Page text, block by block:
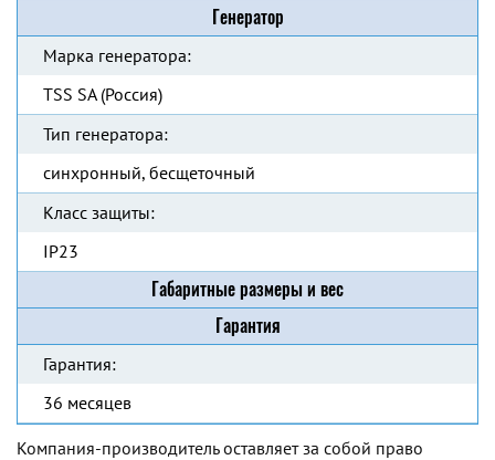
Генератор
Марка генератора:
TSS SA (Россия)
Тип генератора:
синхронный, бесщеточный
Класс защиты:
IP23
Габаритные размеры и вес
Гарантия
Гарантия:
36 месяцев
Компания-производитель оставляет за собой право